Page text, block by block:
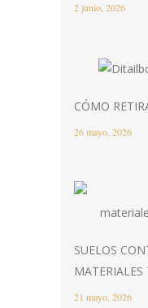
2 junio, 2026
CÓMO
26 mayo, 2026
SUELOS
21 mayo, 2026